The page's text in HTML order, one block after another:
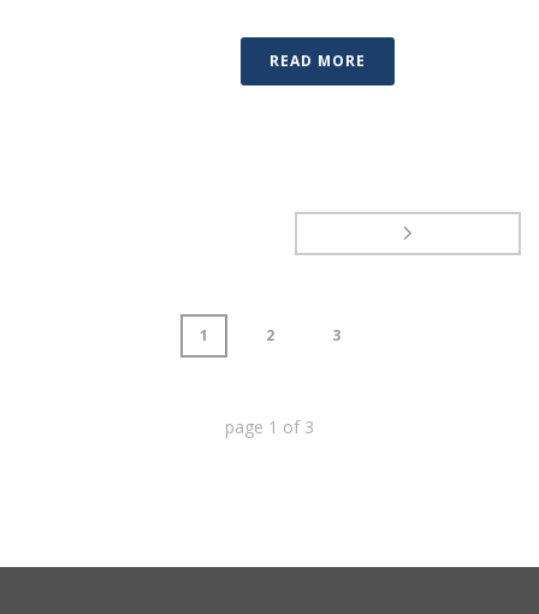
READ MORE
1 2 3
page 1 of 3